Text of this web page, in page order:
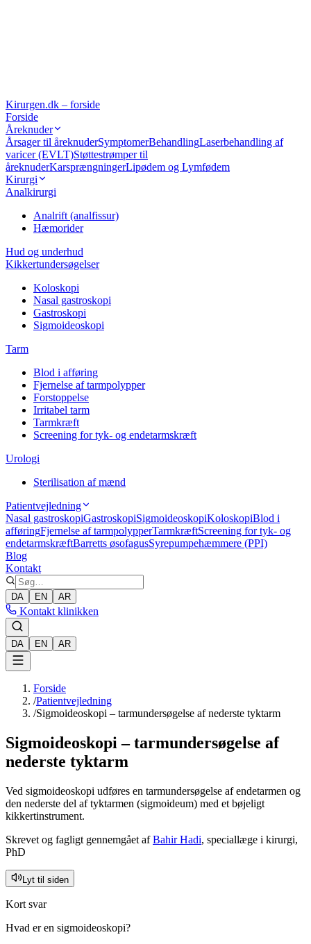
Kirurgen.dk – forside
Forside
Åreknuder
Årsager til åreknuderSymptomerBehandlingLaserbehandling af
varicer (EVLT)Støttestrømper til
åreknuderKarsprængningerLipødem og Lymfødem
Kirurgi
Analkirurgi
Analrift (analfissur)
Hæmorider
Hud og underhud
Kikkertundersøgelser
Koloskopi
Nasal gastroskopi
Gastroskopi
Sigmoideoskopi
Tarm
Blod i afføring
Fjernelse af tarmpolypper
Forstoppelse
Irritabel tarm
Tarmkræft
Screening for tyk- og endetarmskræft
Urologi
Sterilisation af mænd
Patientvejledning
Nasal gastroskopiGastroskopiSigmoideoskopiKoloskopiBlod i
afføringFjernelse af tarmpolypperTarmkræftScreening for tyk- og
endetarmskræftBarretts øsofagusSyrepumpehæmmere (PPI)
Blog
Kontakt
DA EN AR
Kontakt klinikken
DA EN AR
Forside
/Patientvejledning
/Sigmoideoskopi – tarmundersøgelse af nederste tyktarm
Sigmoideoskopi – tarmundersøgelse af
nederste tyktarm
Ved sigmoideoskopi udføres en tarmundersøgelse af endetarmen og
den nederste del af tyktarmen (sigmoideum) med et bøjeligt
kikkertinstrument.
Skrevet og fagligt gennemgået afBahir Hadi, speciallæge i kirurgi,
PhD
Lyt til siden
Kort svar
Hvad er en sigmoideoskopi?